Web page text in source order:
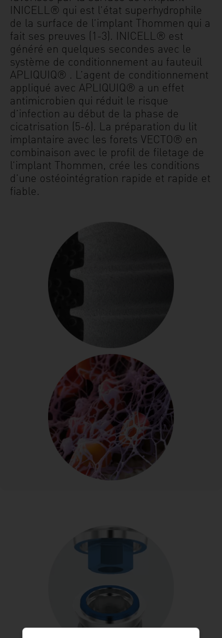
INICELL® qui est l’état superhydrophile
de la surface de l’implant Thommen qui a
fait ses preuves (1-3). INICELL® est
généré en quelques secondes avec le
système de conditionnement au fauteuil
APLIQUIQ® . L’agent de conditionnement
appliqué avec APLIQUIQ® a un effet
antimicrobien qui réduit le risque
d’infection au début de la phase de
cicatrisation (5-6). La préparation du lit
implantaire avec les forets VECTO® en
combinaison avec le profil de filetage de
l’implant Thommen, crée les conditions
d’une ostéointégration rapide et rapide et
fiable.